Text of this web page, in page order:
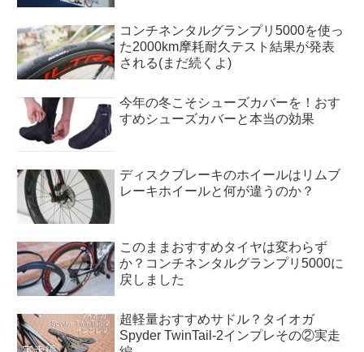
コンチネンタルグランプリ5000を使っ
た2000km摩耗耐久テスト結果が発表
される(まだ続くよ)
今年の冬こそシューズカバーを！おす
すめシューズカバーと本当の効果
ディスクブレーキのホイールはリムブ
レーキホイールと何が違うのか？
このままおすすめタイヤは変わらず
か？コンチネンタルグランプリ5000に
戻しました
超軽量おすすめサドル？タイオガ
Spyder TwinTail-2インプレその②実走